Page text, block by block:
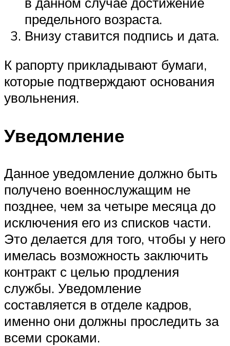
предельного возраста.
Внизу ставится подпись и дата.
К рапорту прикладывают бумаги,
которые подтверждают основания
увольнения.
Уведомление
Данное уведомление должно быть
получено военнослужащим не
позднее, чем за четыре месяца до
исключения его из списков части.
Это делается для того, чтобы у него
имелась возможность заключить
контракт с целью продления
службы. Уведомление
составляется в отделе кадров,
именно они должны проследить за
всеми сроками.